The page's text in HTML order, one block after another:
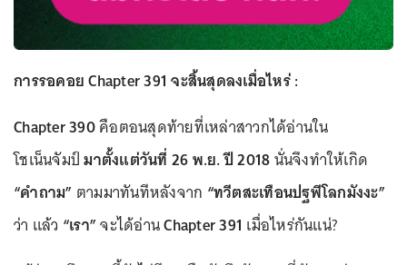
การรอคอย Chapter 391 จะสิ้นสุดลงเมื่อไหร่ :
Chapter 390คือตอนสุดท้ายที่เหล่าสาวกได้อ่านใน
โชเน็นจัมป์มาตั้งแต่วันที่ 26 พ.ย. ปี 2018นั่นจึงทำให้เกิด
“คำถาม” ตามมาทันทีหลังจาก “ทวีตสะเทือนปฐพีโลกมังงะ”
ว่า แล้ว “เรา”จะได้อ่านChapter 391 เมื่อไหร่กันแน่?